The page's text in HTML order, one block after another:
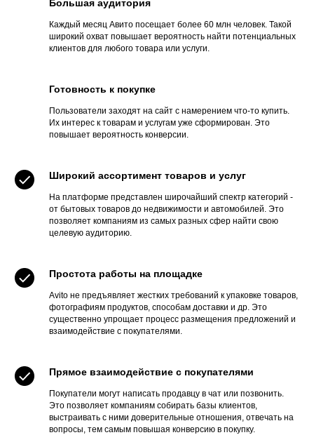
Большая аудитория
Каждый месяц Авито посещает более 60 млн человек. Такой
широкий охват повышает вероятность найти потенциальных
клиентов для любого товара или услуги.
Готовность к покупке
Пользователи заходят на сайт с намерением что-то купить.
Их интерес к товарам и услугам уже сформирован. Это
повышает вероятность конверсии.
Широкий ассортимент товаров и услуг
На платформе представлен широчайший спектр категорий -
от бытовых товаров до недвижимости и автомобилей. Это
позволяет компаниям из самых разных сфер найти свою
целевую аудиторию.
Простота работы на площадке
Avito не предъявляет жестких требований к упаковке товаров,
фотографиям продуктов, способам доставки и др. Это
существенно упрощает процесс размещения предложений и
взаимодействие с покупателями.
Прямое взаимодействие с покупателями
Покупатели могут написать продавцу в чат или позвонить.
Это позволяет компаниям собирать базы клиентов,
выстраивать с ними доверительные отношения, отвечать на
вопросы, тем самым повышая конверсию в покупку.